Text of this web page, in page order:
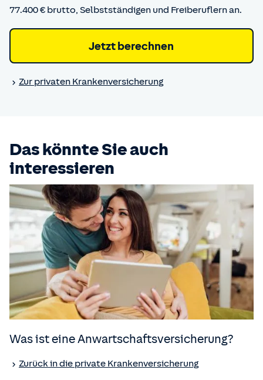
77.400 € brutto, Selbstständigen und Freiberuflern an.
Jetzt berechnen
Zur privaten Kranken­versicherung
Das könnte Sie auch
interessieren
Was ist eine Anwartschafts­versicherung?
Zurück in die private Kranken­versicherung